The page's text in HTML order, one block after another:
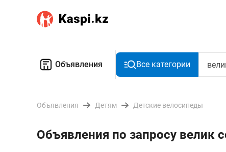
Объявления Все категории
Объявления Детям Детские велосипеды
Объявления по запросу велик